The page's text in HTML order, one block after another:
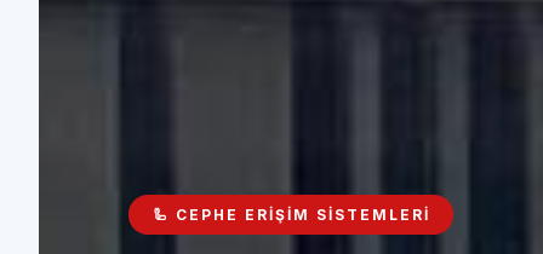
🦾 CEPHE ERIŞIM SISTEMLERI